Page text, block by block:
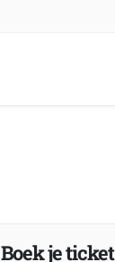
Boek je